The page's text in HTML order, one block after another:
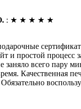
: ★ ★ ★ ★ ★
и простой процесс
всего пару
Качественная
Обязательно